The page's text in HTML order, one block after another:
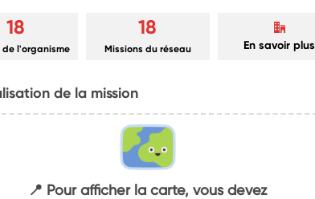
18
de l'organisme
18
Missions du réseau En savoir plus
de la mission
📍 Pour afficher la carte, vous devez